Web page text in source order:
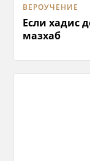
ВЕРОУЧЕНИЕ
Если хадис
мазхаб